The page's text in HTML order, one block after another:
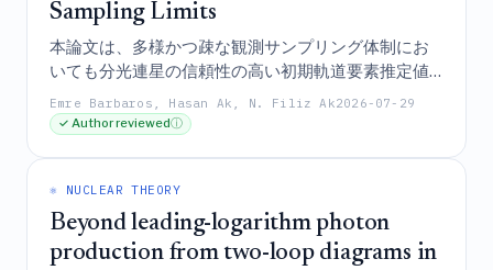
Sampling Limits
本論文は、多様かつ疎な観測サンプリング体制にお
いても分光連星の信頼性の高い初期軌道要素推定値
を提供する、堅牢なテンプレートベースのアルゴリ
ズムであるSyntriodを紹介するものであり、これは古
ーとして機能する。
Emre Barbaros, Hasan Ak, N. Filiz Ak2026-07-29
✓ Author reviewedⓘ
⚛️ NUCLEAR THEORY
Beyond leading-logarithm photon
production from two-loop diagrams in